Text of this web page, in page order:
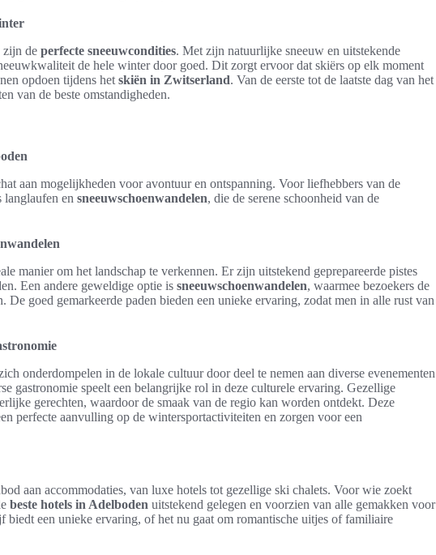
zijn de perfecte sneeuwcondities. Met zijn natuurlijke sneeuw en uitstekende
de hele winter door goed. Dit zorgt ervoor dat skiërs op elk moment
opdoen tijdens het skiën in Zwitserland. Van de eerste tot de laatste dag van het
van de beste omstandigheden.
aan mogelijkheden voor avontuur en ontspanning. Voor liefhebbers van de
langlaufen en sneeuwschoenwandelen, die de serene schoonheid van de
manier om het landschap te verkennen. Er zijn uitstekend geprepareerde pistes
Een andere geweldige optie is sneeuwschoenwandelen, waarmee bezoekers de
De goed gemarkeerde paden bieden een unieke ervaring, zodat men in alle rust van
onderdompelen in de lokale cultuur door deel te nemen aan diverse evenementen
gastronomie speelt een belangrijke rol in deze culturele ervaring. Gezellige
gerechten, waardoor de smaak van de regio kan worden ontdekt. Deze
perfecte aanvulling op de wintersportactiviteiten en zorgen voor een
aan accommodaties, van luxe hotels tot gezellige ski chalets. Voor wie zoekt
beste hotels in Adelboden uitstekend gelegen en voorzien van alle gemakken voor
biedt een unieke ervaring, of het nu gaat om romantische uitjes of familiaire